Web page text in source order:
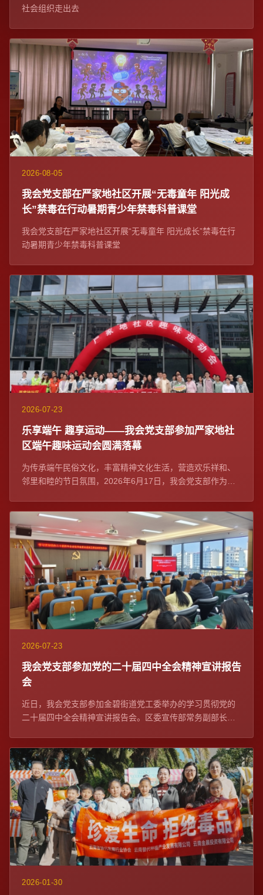
社会组织走出去
2026-08-05
我会党支部在严家地社区开展“无毒童年 阳光成
长”禁毒在行动暑期青少年禁毒科普课堂
我会党支部在严家地社区开展“无毒童年 阳光成长”禁毒在行
动暑期青少年禁毒科普课堂
2026-07-23
乐享端午 趣享运动——我会党支部参加严家地社
区端午趣味运动会圆满落幕
为传承端午民俗文化，丰富精神文化生活，营造欢乐祥和、
邻里和睦的节日氛围，2026年6月17日，我会党支部作为社
2026-07-23
我会党支部参加党的二十届四中全会精神宣讲报告
会
近日，我会党支部参加金碧街道党工委举办的学习贯彻党的
二十届四中全会精神宣讲报告会。区委宣传部常务副部长、
2026-01-30